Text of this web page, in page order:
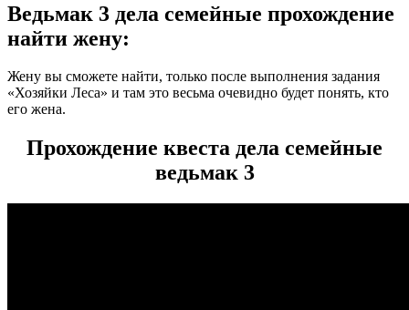
Ведьмак 3 дела семейные прохождение
найти жену:
Жену вы сможете найти, только после выполнения задания
«Хозяйки Леса» и там это весьма очевидно будет понять, кто
его жена.
Прохождение квеста дела семейные
ведьмак 3